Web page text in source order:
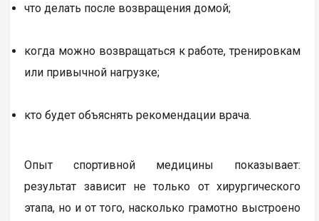
что делать после возвращения домой;
когда можно возвращаться к работе, тренировкам
или привычной нагрузке;
кто будет объяснять рекомендации врача.
Опыт спортивной медицины показывает:
результат зависит не только от хирургического
этапа, но и от того, насколько грамотно выстроено